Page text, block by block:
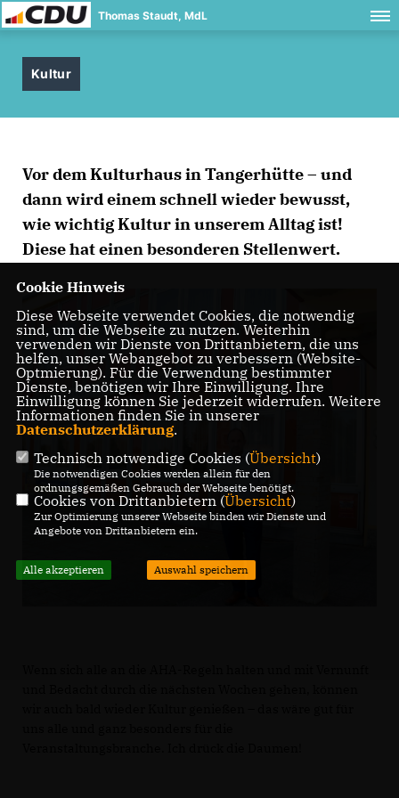
Thomas Staudt, MdL
Kultur
Vor dem Kulturhaus in Tangerhütte – und
dann wird einem schnell wieder bewusst,
wie wichtig Kultur in unserem Alltag ist!
Diese hat einen besonderen Stellenwert.
Cookie Hinweis
Diese Webseite verwendet Cookies, die notwendig
sind, um die Webseite zu nutzen. Weiterhin
verwenden wir Dienste von Drittanbietern, die uns
helfen, unser Webangebot zu verbessern (Website-
Optmierung). Für die Verwendung bestimmter
Dienste, benötigen wir Ihre Einwilligung. Ihre
Einwilligung können Sie jederzeit widerrufen. Weitere
Informationen finden Sie in unserer
Datenschutzerklärung.
Technisch notwendige Cookies (Übersicht)
Die notwendigen Cookies werden allein für den
ordnungsgemäßen Gebrauch der Webseite benötigt.
Cookies von Drittanbietern (Übersicht)
Zur Optimierung unserer Webseite binden wir Dienste und
Angebote von Drittanbietern ein.
Alle akzeptieren Auswahl speichern